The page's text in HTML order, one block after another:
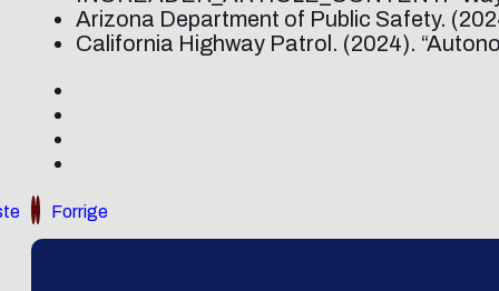
Arizona Department of Public Safety.
California Highway Patrol. (2024).
Forrige